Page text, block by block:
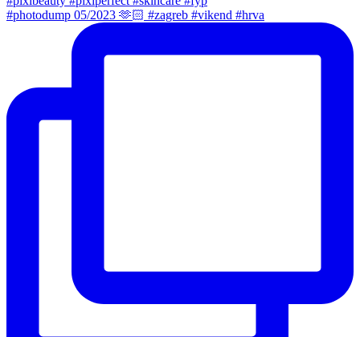
#photodump 05/2023 🫶🏻 #zagreb #vikend #hrva